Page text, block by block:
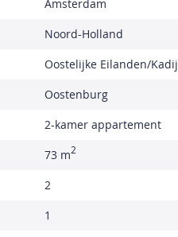
Amsterdam
Noord-Holland
Oostelijke Eilanden/
Oostenburg
2-kamer appartement
73 m2
2
1